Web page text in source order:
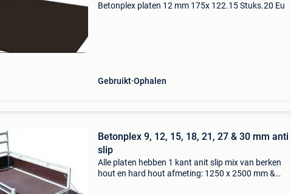
Betonplex platen 12 mm 175x 122.15 Stuks.20 Eu
Gebruikt Ophalen
Betonplex 9, 12, 15, 18, 21, 27 & 30 mm anti
slip
Alle platen hebben 1 kant anit slip mix van berken
hout en hard hout afmeting: 1250 x 2500 mm &